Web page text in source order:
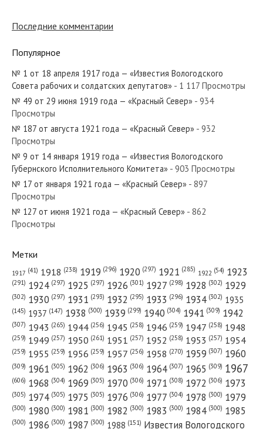
«Красный Север»
№ 265 от ноября 1975 года —
№ 161 от июля 1986 года —
«Красный Север»
№ 75 от апреля 1948 года —
Последние комментарии
Популярное
№ 1 от 18 апреля 1917 года — «Известия Вологодского
Совета рабочих и солдатских депутатов» - 1 117 Просмотры
№ 49 от 29 июня 1919 года — «Красный Север» - 934
Просмотры
№ 187 от августа 1921 года — «Красный Север» - 932
Просмотры
№ 9 от 14 января 1919 года — «Известия Вологодского
Губернского Исполнительного Комитета» - 903 Просмотры
№ 17 от января 1921 года — «Красный Север» - 897
Просмотры
№ 127 от июня 1921 года — «Красный Север» - 862
Просмотры
Метки
1917 (41) 1918 (238) 1919 (296) 1920 (297) 1921 (285) 1922 (54) 1923
(291) 1924 (297) 1925 (297) 1926 (301) 1927 (298) 1928 (302) 1929
(302) 1930 (297) 1931 (293) 1932 (295) 1933 (296) 1934 (302) 1935
(145) 1937 (147) 1938 (300) 1939 (299) 1940 (304) 1941 (309) 1942
(307) 1943 (265) 1944 (256) 1945 (258) 1946 (259) 1947 (258) 1948
(259) 1949 (257) 1950 (261) 1951 (257) 1952 (258) 1953 (257) 1954
(259) 1955 (259) 1956 (259) 1957 (256) 1958 (270) 1959 (307) 1960
(309) 1961 (305) 1962 (306) 1963 (306) 1964 (307) 1965 (309) 1967
(606) 1968 (304) 1969 (305) 1970 (306) 1971 (308) 1972 (306) 1973
(305) 1974 (305) 1975 (305) 1976 (306) 1977 (304) 1978 (300) 1979
(300) 1980 (300) 1981 (300) 1982 (300) 1983 (300) 1984 (300) 1985
(300) 1986 (300) 1987 (300) 1988 (151) Известия Вологодского